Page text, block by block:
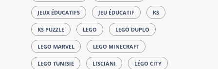
JEUX ÉDUCATIFS JEU ÉDUCATIF KS
KS PUZZLE LEGO LEGO DUPLO
LEGO MARVEL LEGO MINECRAFT
LEGO TUNISIE LISCIANI LÉGO CITY